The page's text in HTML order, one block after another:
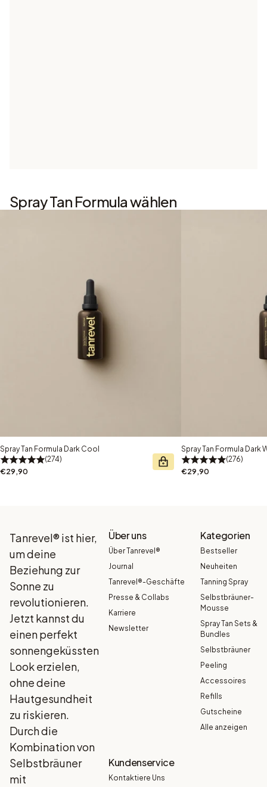
Spray Tan Formula wählen
Spray Tan Formula Dark Cool
274
€29,90
Spray Tan Formula Dark
276
€29,90
Tanrevel® ist hier,
um deine
Beziehung zur
Sonne zu
revolutionieren.
Jetzt kannst du
einen perfekt
sonnengeküssten
Look erzielen,
ohne deine
Hautgesundheit
zu riskieren.
Durch die
Kombination von
Selbstbräuner
mit
Über uns
Über Tanrevel®
Journal
Tanrevel®-Geschäfte
Presse & Collabs
Karriere
Newsletter
Kategorien
Bestseller
Neuheiten
Tanning Spray
Selbstbräuner-
Mousse
Spray Tan Sets &
Bundles
Selbstbräuner
Peeling
Accessoires
Refills
Gutscheine
Alle anzeigen
Kundenservice
Kontaktiere Uns